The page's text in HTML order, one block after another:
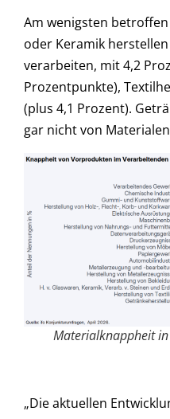
Am wenigsten
oder Keramik
verarbeiten, mit 4,2
Prozentpunkte),
(plus 4,1 Prozent).
gar nicht von
Materialknappheit
„Die aktuellen